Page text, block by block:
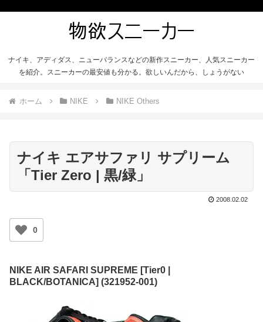
ナイキ、アディダス、ニューバランスなどの新作スニーカー、人気スニーカー
を紹介。スニーカーの最安値も分かる。欲しいんだから、しょうがない
ホーム NIKE NIKE Others
ナイキ エアサファリ サプリーム
「Tier Zero | 黒/緑」
2008.02.02
0
NIKE AIR SAFARI SUPREME [Tier0 |
BLACK/BOTANICA] (321952-001)